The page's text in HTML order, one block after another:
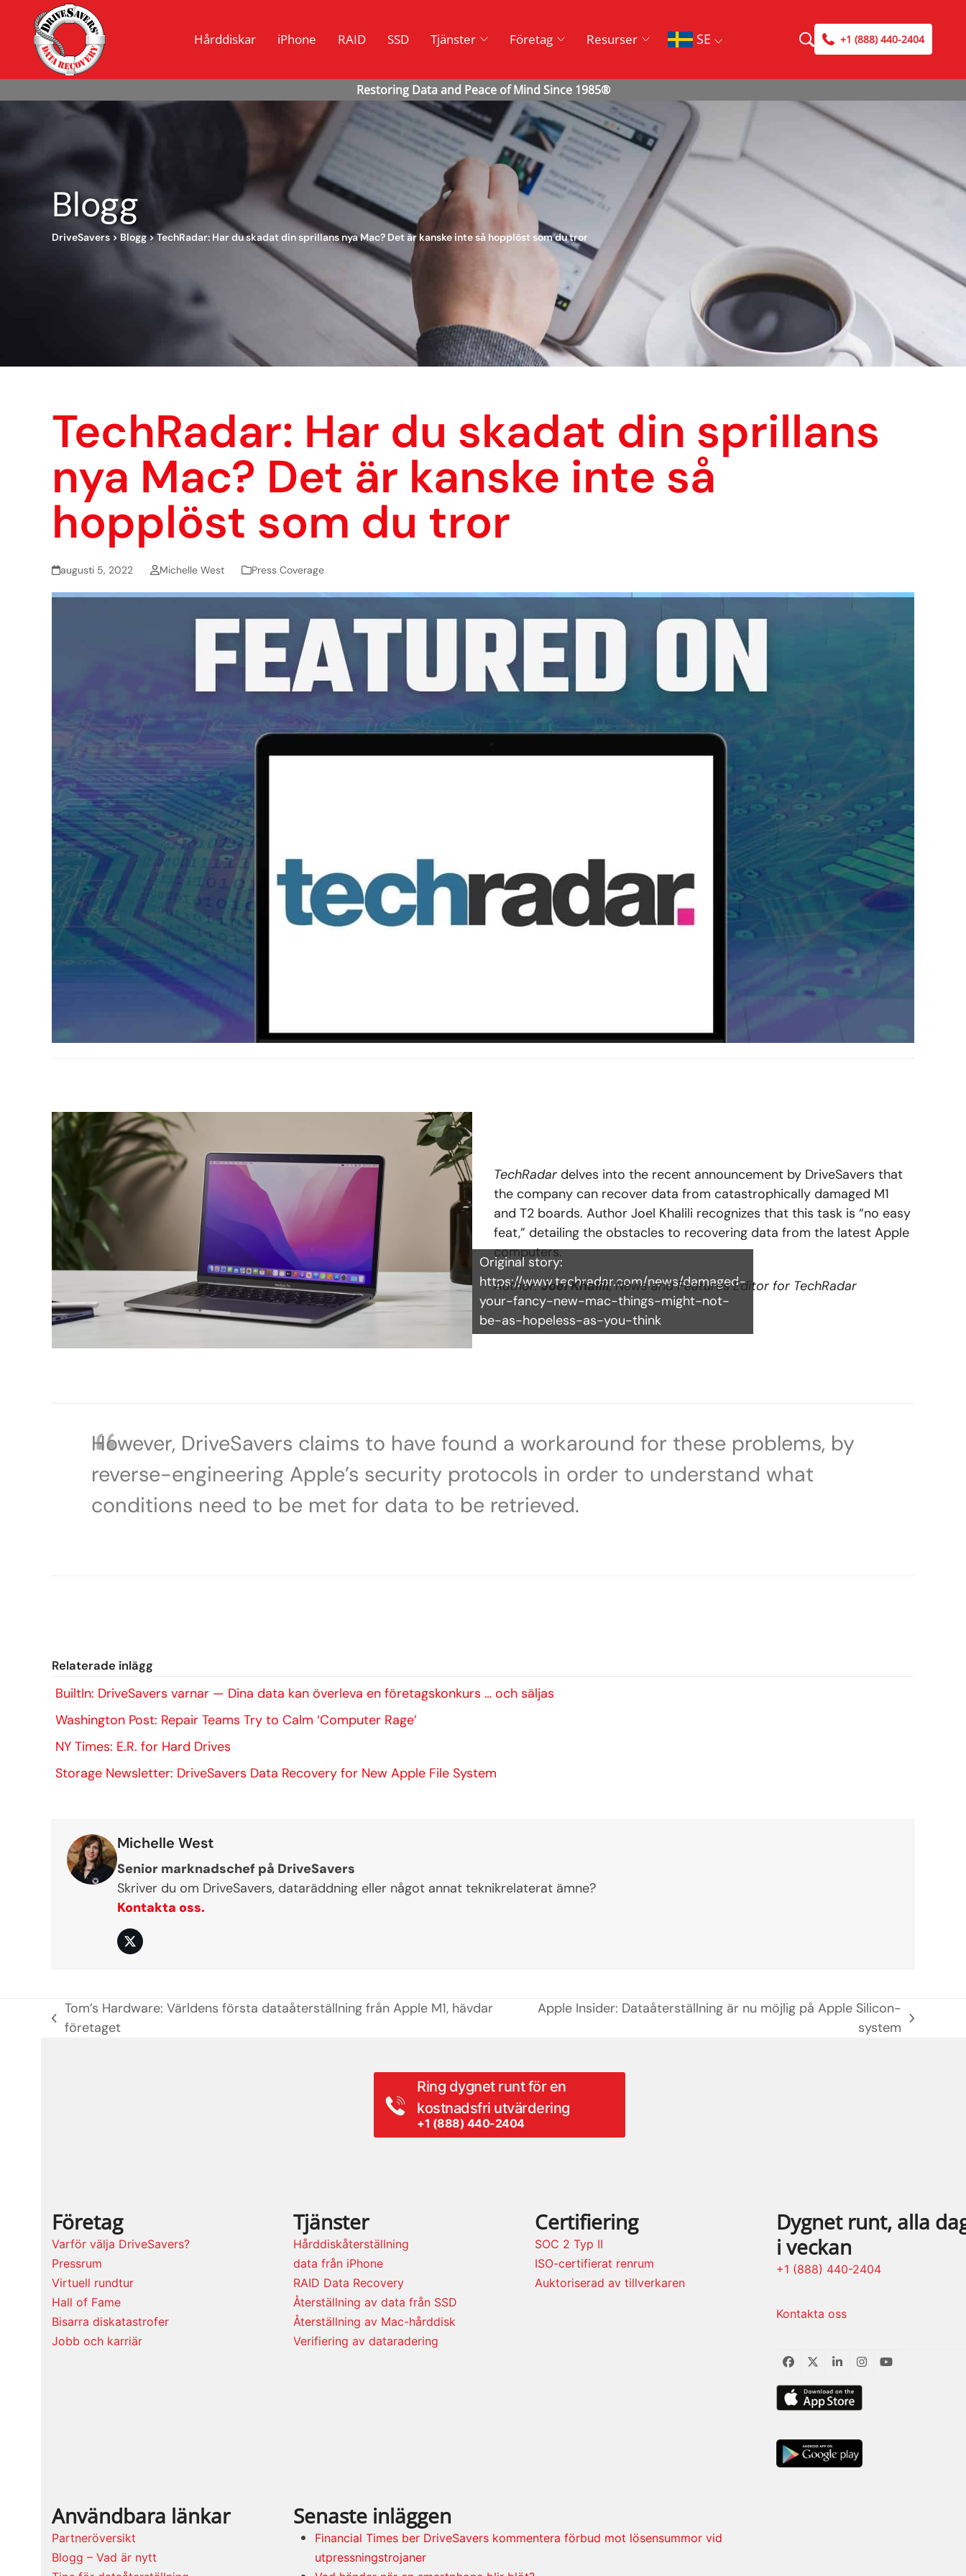
Hårddiskar iPhone RAID SSD Tjänster Företag Resurser SE +1 (888) 440-2404
Blogg
DriveSavers > Blogg>TechRadar: Har du skadat din sprillans nya Mac? Det är kanske inte så hopplöst som du tror
TechRadar: Har du skadat din sprillans
nya Mac? Det är kanske inte så
hopplöst som du tror
augusti 5, 2022 Michelle West Press Coverage
Original story:
https://www.techradar.com/news/damaged-
your-fancy-new-mac-things-might-not-
be-as-hopeless-as-you-think
TechRadar delves into the recent announcement by DriveSavers that
the company can recover data from catastrophically damaged M1
and T2 boards. Author Joel Khalili recognizes that this task is “no easy
feat,” detailing the obstacles to recovering data from the latest Apple
computers.
Author:Joel Khalili, News and Features Editor for TechRadar
However, DriveSavers claims to have found a workaround for these problems, by
reverse-engineering Apple’s security protocols in order to understand what
conditions need to be met for data to be retrieved.
Relaterade inlägg
BuiltIn: DriveSavers varnar — Dina data kan överleva en företagskonkurs … och säljas
Washington Post: Repair Teams Try to Calm ‘Computer Rage’
NY Times: E.R. for Hard Drives
Storage Newsletter: DriveSavers Data Recovery for New Apple File System
Michelle West
Senior marknadschef på DriveSavers
Skriver du om DriveSavers, dataräddning eller något annat teknikrelaterat ämne?
Kontakta oss.
Twitter
previous
Tom’s Hardware: Världens första dataåterställning från Apple M1, hävdar
företaget
Apple Insider: Dataåterställning är nu möjlig på Apple Silicon-
system
Ring dygnet runt för en
kostnadsfri utvärdering
+1 (888) 440-2404
Företag
Varför välja DriveSavers?
Pressrum
Virtuell rundtur
Hall of Fame
Bisarra diskatastrofer
Jobb och karriär
Tjänster
Hårddiskåterställning
data från iPhone
RAID Data Recovery
Återställning av data från SSD
Återställning av Mac-hårddisk
Verifiering av dataradering
Certifiering
SOC 2 Typ II
ISO-certifierat renrum
Auktoriserad av tillverkaren
Dygnet runt, alla
i veckan
+1 (888) 440-2404
Kontakta oss
Facebook
TwitterLinkedInInstagram
YouTube
Användbara länkar
Partneröversikt
Blogg – Vad är nytt
Senaste inläggen
Financial Times ber DriveSavers kommentera förbud mot lösensummor vid
utpressningstrojaner